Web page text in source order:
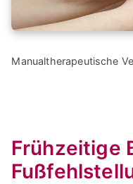
Manualtherapeutische
Frühzeitige